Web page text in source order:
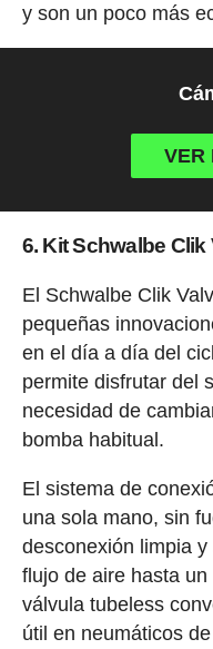
y son un poco más
VER
6. Kit Schwalbe Clik
El Schwalbe Clik
pequeñas
en el día a día del
permite disfrutar del
necesidad de
bomba habitual.
El sistema de
una sola mano, sin
desconexión limpia
flujo de aire hasta
válvula tubeless
útil en neumáticos